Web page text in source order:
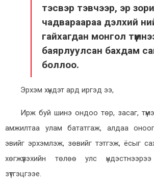
тэсвэр тэвчээр, эр
чадвараараа дэлхий
гайхагдан монгол
баярлуулсан бахдам
боллоо.
Эрхэм хүндэт ард иргэд ээ,
Ирж буй шинэ ондоо төр, засаг,
амжилтаа улам бататгаж, алдаа
эвийг эрхэмлэж, зөвийг тэтгэж, ёсыг
хөгжүүлэхийн төлөө улс
зүтгэцгээе.